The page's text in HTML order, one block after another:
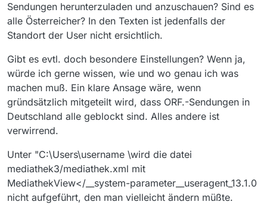
Sendungen herunterzuladen und anzuschauen? Sind es
alle Österreicher? In den Texten ist jedenfalls der
Standort der User nicht ersichtlich.
Gibt es evtl. doch besondere Einstellungen? Wenn ja,
würde ich gerne wissen, wie und wo genau ich was
machen muß. Ein klare Ansage wäre, wenn
gründsätzlich mitgeteilt wird, dass ORF.-Sendungen in
Deutschland alle geblockt sind. Alles andere ist
verwirrend.
Unter "C:\Users\username \wird die datei
mediathek3/mediathek.xml mit
MediathekView</__system-parameter__useragent_13.1.0
nicht aufgeführt, den man vielleicht ändern müßte.